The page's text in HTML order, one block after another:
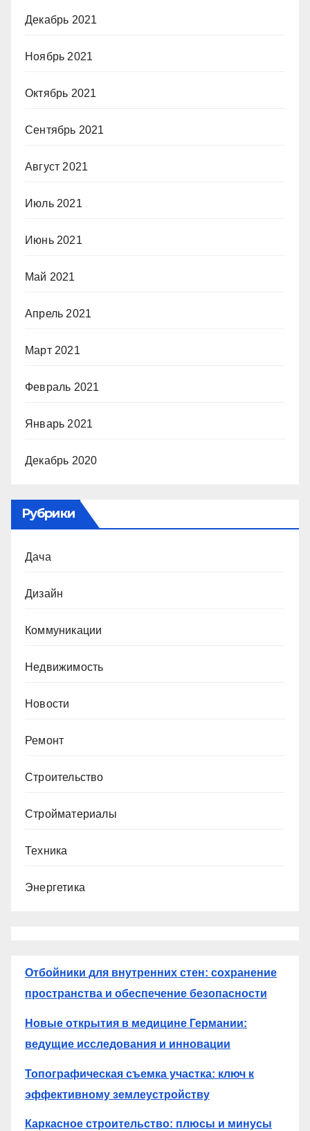
Декабрь 2021
Ноябрь 2021
Октябрь 2021
Сентябрь 2021
Август 2021
Июль 2021
Июнь 2021
Май 2021
Апрель 2021
Март 2021
Февраль 2021
Январь 2021
Декабрь 2020
Рубрики
Дача
Дизайн
Коммуникации
Недвижимость
Новости
Ремонт
Строительство
Стройматериалы
Техника
Энергетика
Отбойники для внутренних стен: сохранение
пространства и обеспечение безопасности
Новые открытия в медицине Германии:
ведущие исследования и инновации
Топографическая съемка участка: ключ к
эффективному землеустройству
Каркасное строительство: плюсы и минусы